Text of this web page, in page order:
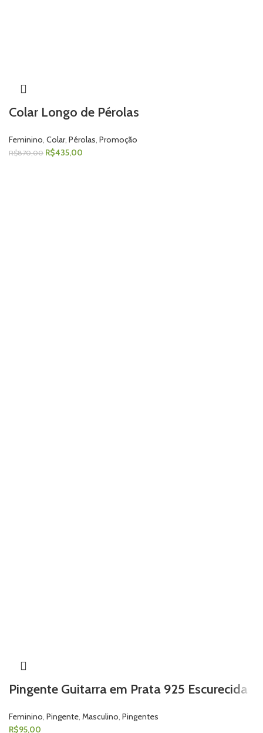
Colar Longo de Pérolas
Feminino Colar, Pérolas Promoção
R$870,00 R$435,00
Pingente Guitarra em Prata 925 Escurecida
Feminino Pingente Masculino Pingentes
R$95,00